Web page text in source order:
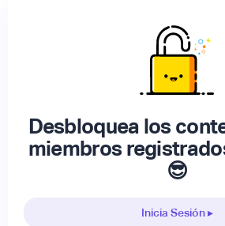
Desbloquea los
miembros
😎
Inicia Sesión ▸